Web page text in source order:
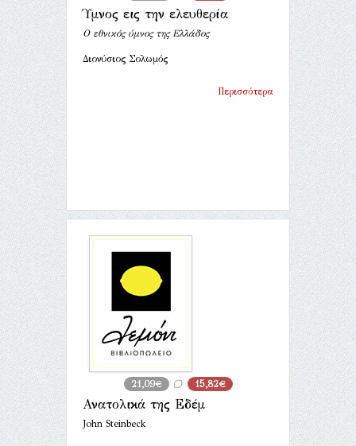
Ύμνος εις την ελευθερία
Ο εθνικός ύμνος της Ελλάδος
Διονύσιος Σολωμός
Περισσότερα
21,09€ 15,82€
Ανατολικά της Εδέμ
John Steinbeck